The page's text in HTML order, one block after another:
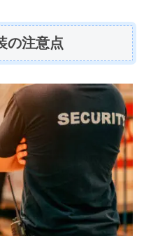
の注意点